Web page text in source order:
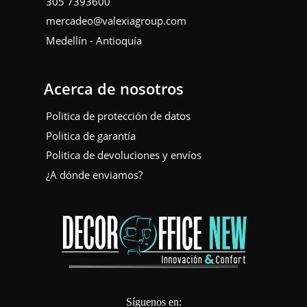
mercadeo@valexiagroup.com
Medellín - Antioquía
Acerca de nosotros
Politica de protección de datos
Politica de garantía
Politica de devoluciones y envíos
¿A dónde enviamos?
Síguenos en: